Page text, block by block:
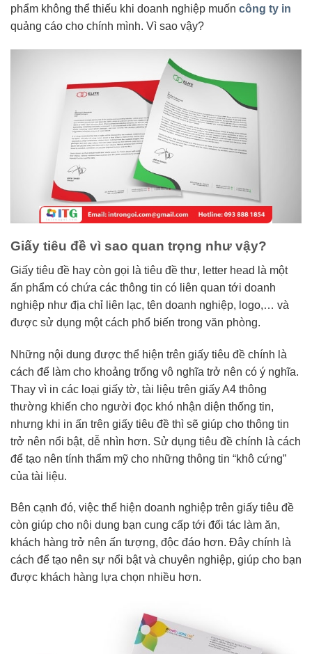
phẩm không thể thiếu khi doanh nghiệp muốn công ty in
quảng cáo cho chính mình. Vì sao vậy?
Giấy tiêu đề vì sao quan trọng như vậy?
Giấy tiêu đề hay còn gọi là tiêu đề thư, letter head là một
ấn phẩm có chứa các thông tin có liên quan tới doanh
nghiệp như địa chỉ liên lạc, tên doanh nghiệp, logo,… và
được sử dụng một cách phổ biến trong văn phòng.
Những nội dung được thể hiện trên giấy tiêu đề chính là
cách để làm cho khoảng trống vô nghĩa trở nên có ý nghĩa.
Thay vì in các loại giấy tờ, tài liệu trên giấy A4 thông
thường khiến cho người đọc khó nhận diện thống tin,
nhưng khi in ấn trên giấy tiêu đề thì sẽ giúp cho thông tin
trở nên nổi bật, dễ nhìn hơn. Sử dụng tiêu đề chính là cách
để tạo nên tính thẩm mỹ cho những thông tin “khô cứng”
của tài liệu.
Bên cạnh đó, việc thể hiện doanh nghiệp trên giấy tiêu đề
còn giúp cho nội dung bạn cung cấp tới đối tác làm ăn,
khách hàng trở nên ấn tượng, độc đáo hơn. Đây chính là
cách để tạo nên sự nổi bật và chuyên nghiệp, giúp cho bạn
được khách hàng lựa chọn nhiều hơn.